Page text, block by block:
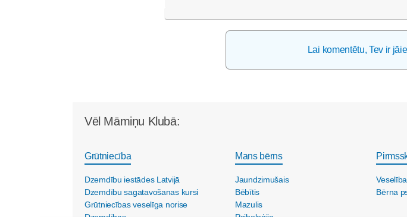
Lai komentētu, Tev ir
Vēl Māmiņu Klubā:
Grūtniecība
Dzemdību iestādes Latvijā
Dzemdību sagatavošanas kursi
Grūtniecības veselīga norise
Mans bērns
Jaundzimušais
Bēbītis
Mazulis
Veselība
Bērna